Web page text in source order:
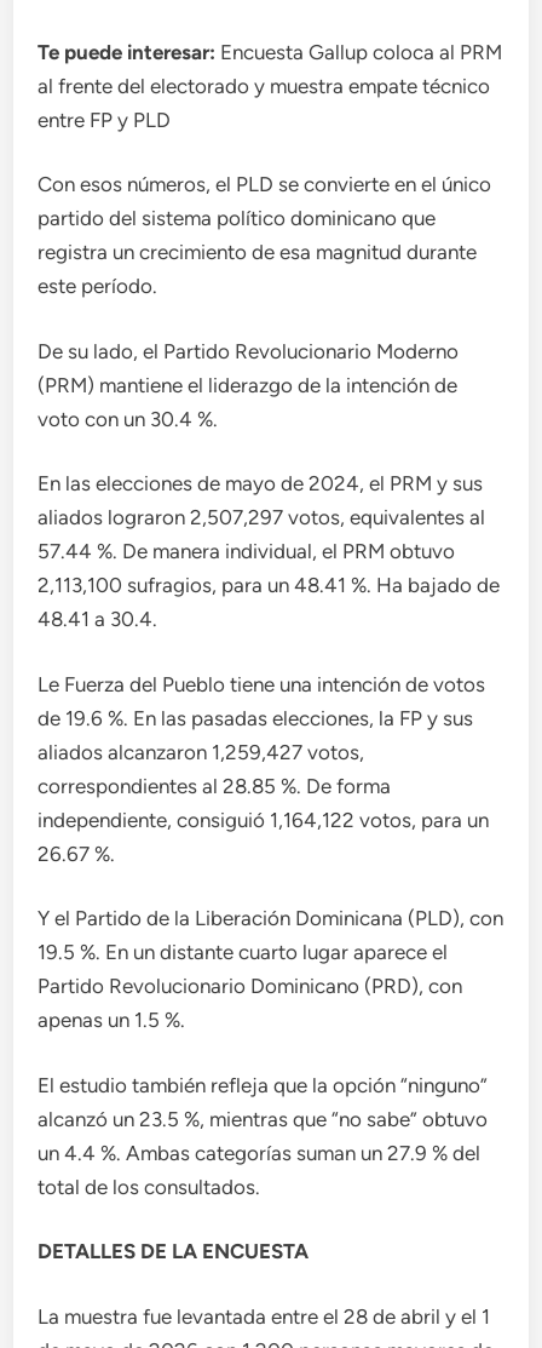
Te puede interesar: Encuesta Gallup coloca al PRM
al frente del electorado y muestra empate técnico
entre FP y PLD
Con esos números, el PLD se convierte en el único
partido del sistema político dominicano que
registra un crecimiento de esa magnitud durante
este período.
De su lado, el Partido Revolucionario Moderno
(PRM) mantiene el liderazgo de la intención de
voto con un 30.4 %.
En las elecciones de mayo de 2024, el PRM y sus
aliados lograron 2,507,297 votos, equivalentes al
57.44 %. De manera individual, el PRM obtuvo
2,113,100 sufragios, para un 48.41 %. Ha bajado de
48.41 a 30.4.
Le Fuerza del Pueblo tiene una intención de votos
de 19.6 %. En las pasadas elecciones, la FP y sus
aliados alcanzaron 1,259,427 votos,
correspondientes al 28.85 %. De forma
independiente, consiguió 1,164,122 votos, para un
26.67 %.
Y el Partido de la Liberación Dominicana (PLD), con
19.5 %. En un distante cuarto lugar aparece el
Partido Revolucionario Dominicano (PRD), con
apenas un 1.5 %.
El estudio también refleja que la opción “ninguno”
alcanzó un 23.5 %, mientras que “no sabe” obtuvo
un 4.4 %. Ambas categorías suman un 27.9 % del
total de los consultados.
DETALLES DE LA ENCUESTA
La muestra fue levantada entre el 28 de abril y el 1